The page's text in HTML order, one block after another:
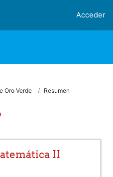
Acceder
Oro Verde Resumen
II